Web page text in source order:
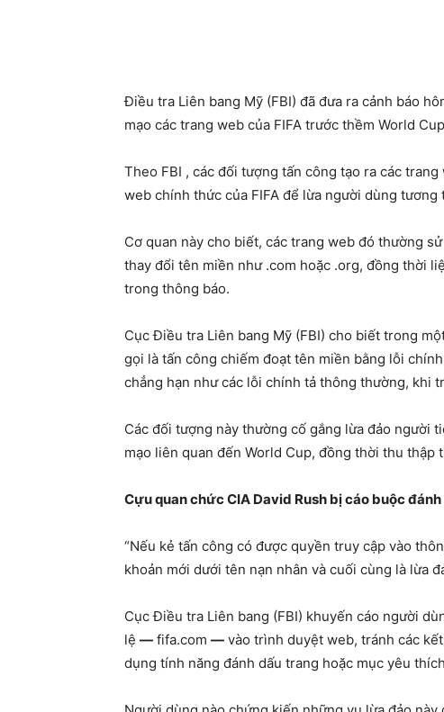
Điều tra Liên bang Mỹ (FBI) đã đưa ra cảnh báo
mạo các trang web của FIFA trước thềm World
Theo FBI , các đối tượng tấn công tạo ra các
web chính thức của FIFA để lừa người dùng tương
Cơ quan này cho biết, các trang web đó thường
thay đổi tên miền như .com hoặc .org, đồng thời
trong thông báo.
Cục Điều tra Liên bang Mỹ (FBI) cho biết trong
gọi là tấn công chiếm đoạt tên miền bằng lỗi
chẳng hạn như các lỗi chính tả thông thường, khi
Các đối tượng này thường cố gắng lừa đảo người
mạo liên quan đến World Cup, đồng thời thu thập
Cựu quan chức CIA David Rush bị cáo buộc
“Nếu kẻ tấn công có được quyền truy cập vào
khoản mới dưới tên nạn nhân và cuối cùng là lừa
Cục Điều tra Liên bang (FBI) khuyến cáo người
lệ — fifa.com — vào trình duyệt web, tránh các
dụng tính năng đánh dấu trang hoặc mục yêu